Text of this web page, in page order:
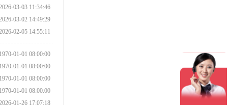
03-03 11:34:46
03-02 14:49:29
02-05 14:55:11
1970-01-01 08:00:00
1970-01-01 08:00:00
1970-01-01 08:00:00
1970-01-01 08:00:00
01-26 17:07:18